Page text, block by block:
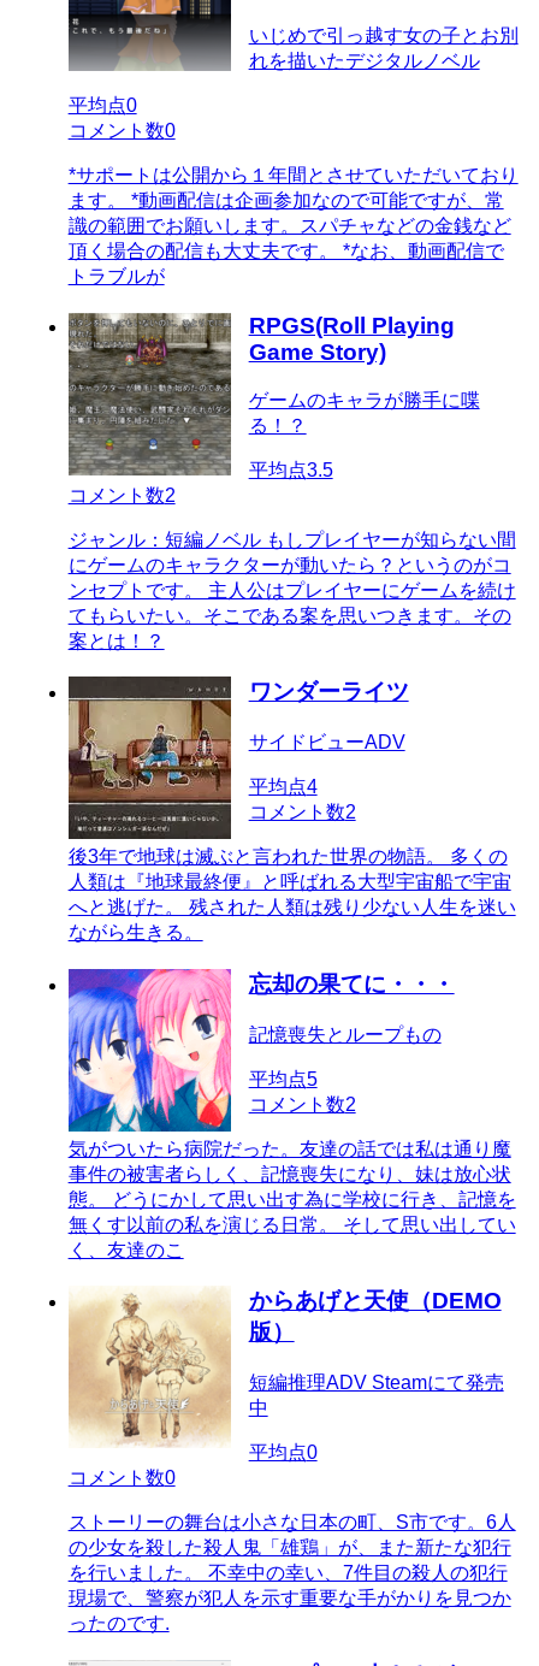
いじめで引っ越す女の子とお別
れを描いたデジタルノベル
平均点0
コメント数0
*サポートは公開から１年間とさせていただいており
ます。 *動画配信は企画参加なので可能ですが、常
識の範囲でお願いします。スパチャなどの金銭など
頂く場合の配信も大丈夫です。 *なお、動画配信で
トラブルが
RPGS(Roll Playing
Game Story)
ゲームのキャラが勝手に喋
る！？
平均点3.5
コメント数2
ジャンル：短編ノベル もしプレイヤーが知らない間
にゲームのキャラクターが動いたら？というのがコ
ンセプトです。 主人公はプレイヤーにゲームを続け
てもらいたい。そこである案を思いつきます。その
案とは！？
ワンダーライツ
サイドビューADV
平均点4
コメント数2
後3年で地球は滅ぶと言われた世界の物語。 多くの
人類は『地球最終便』と呼ばれる大型宇宙船で宇宙
へと逃げた。 残された人類は残り少ない人生を迷い
ながら生きる。
忘却の果てに・・・
記憶喪失とループもの
平均点5
コメント数2
気がついたら病院だった。友達の話では私は通り魔
事件の被害者らしく、記憶喪失になり、妹は放心状
態。 どうにかして思い出す為に学校に行き、記憶を
無くす以前の私を演じる日常。 そして思い出してい
く、友達のこ
からあげと天使（DEMO
版）
短編推理ADV Steamにて発売
中
平均点0
コメント数0
ストーリーの舞台は小さな日本の町、S市です。6人
の少女を殺した殺人鬼「雄鶏」が、また新たな犯行
を行いました。 不幸中の幸い、7件目の殺人の犯行
現場で、警察が犯人を示す重要な手がかりを見つか
ったのです.